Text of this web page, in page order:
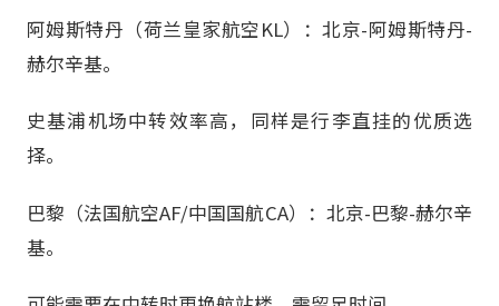
阿姆斯特丹（荷兰皇家航空KL）：北京-阿姆斯特丹-
赫尔辛基。
史基浦机场中转效率高，同样是行李直挂的优质选
择。
巴黎（法国航空AF/中国国航CA）：北京-巴黎-赫尔辛
基。